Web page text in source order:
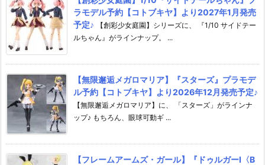
ラモデル予約【コトブキヤ】より2027年1月発売
予定♪
【創彩少女庭園】シリーズに、 『1/10 サイドテー
ルちゃん』がラインナップ。 ...
【無限邂逅メガロマリア】『スターズ』プラモデ
ル予約【コトブキヤ】より2026年12月発売予定♪
【無限邂逅メガロマリア】に、 「スターズ」がラインナ
ップ♪ もちろん、眼球可動ギ ...
【フレームアームズ・ガール】『ドゥルガーI〈B